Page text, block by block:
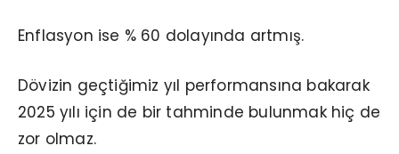
Enflasyon ise % 60 dolayında artmış.
Dövizin geçtiğimiz yıl performansına bakarak
2025 yılı için de bir tahminde bulunmak hiç de
zor olmaz.